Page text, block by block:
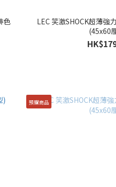
色
LEC 笑激SHOCK超薄強
(45x60
預購商品